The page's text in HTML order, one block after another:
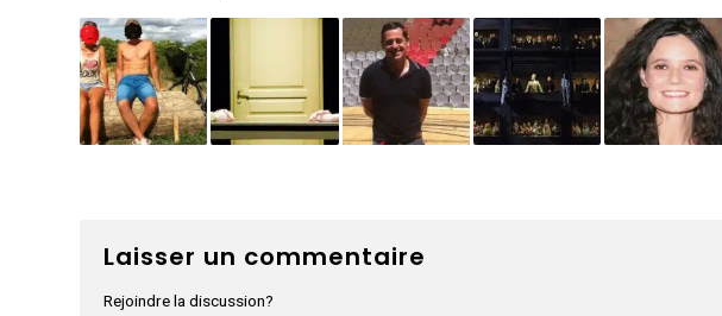
Laisser un commentaire
Rejoindre la discussion?